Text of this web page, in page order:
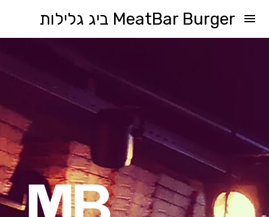
menu MeatBar Burger ביג גלילות